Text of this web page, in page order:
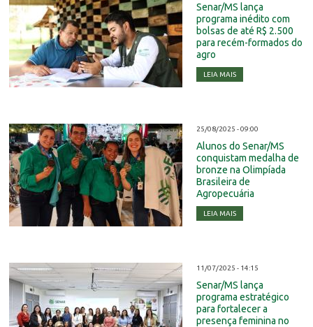
Senar/MS lança
programa inédito com
bolsas de até R$ 2.500
para recém-formados do
agro
LEIA MAIS
25/08/2025 - 09:00
Alunos do Senar/MS
conquistam medalha de
bronze na Olimpíada
Brasileira de
Agropecuária
LEIA MAIS
11/07/2025 - 14:15
Senar/MS lança
programa estratégico
para fortalecer a
presença feminina no